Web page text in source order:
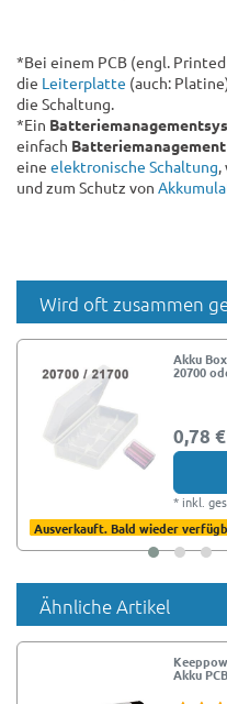
*Bei einem PCB (engl.
die Leiterplatte (auch:
die Schaltung.
*Ein
einfach Batteriemanagement
eine elektronische Schaltung,
und zum Schutz von
Wird oft zusammen
Akku
20700
0,78
* inkl.
Ausverkauft. Bald wieder
Ähnliche Artikel
Akku